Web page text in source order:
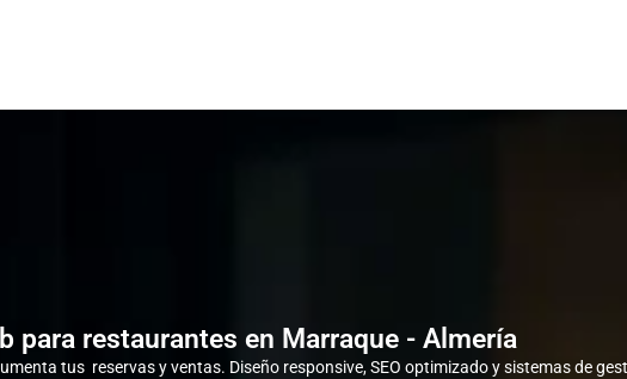
para restaurantes en Marraque - Almería
tus reservas y ventas. Diseño responsive, SEO optimizado y sistemas de